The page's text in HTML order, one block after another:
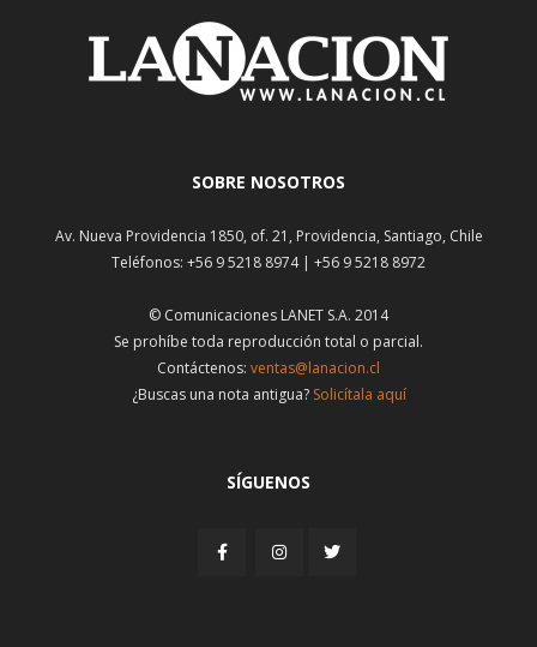
SOBRE NOSOTROS
Av. Nueva Providencia 1850, of. 21, Providencia, Santiago, Chile
Teléfonos: +56 9 5218 8974 | +56 9 5218 8972
© Comunicaciones LANET S.A. 2014
Se prohíbe toda reproducción total o parcial.
Contáctenos: ventas@lanacion.cl
¿Buscas una nota antigua? Solicítala aquí
SÍGUENOS